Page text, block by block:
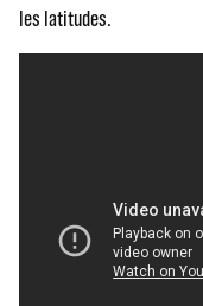
les latitudes.